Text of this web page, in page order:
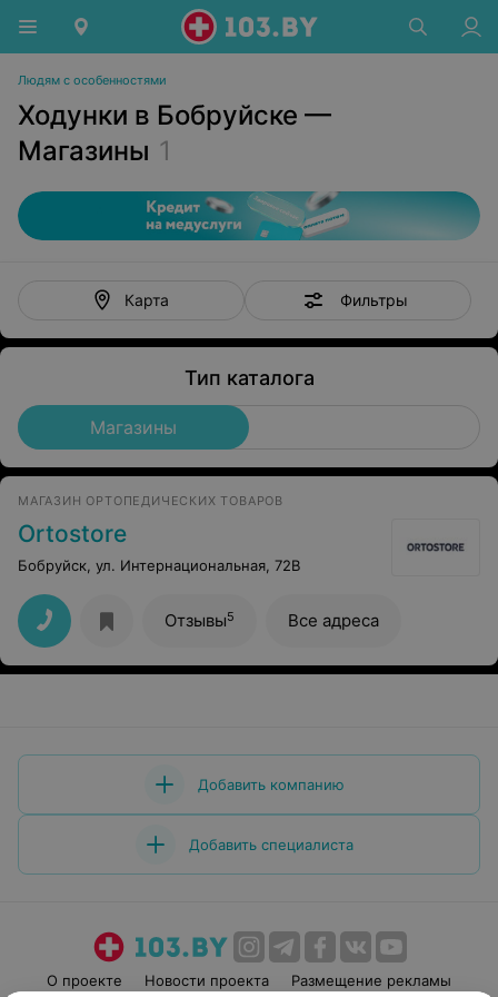
Людям с особенностями
Ходунки в Бобруйске —
Магазины 1
Карта Фильтры
Тип каталога
Магазины
МАГАЗИН ОРТОПЕДИЧЕСКИХ ТОВАРОВ
Ortostore
Бобруйск, ул. Интернациональная, 72В
Отзывы5 Все адреса
Добавить компанию
Добавить специалиста
О проекте Новости проекта Размещение рекламы